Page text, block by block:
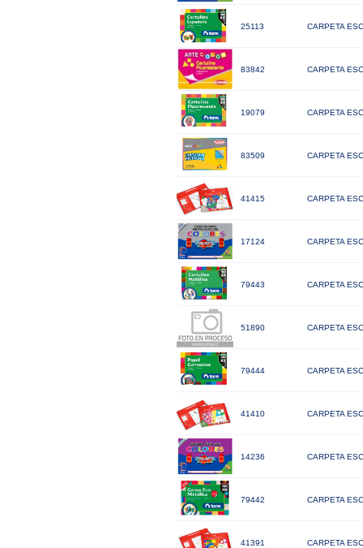
25113 CARPETA
83842 CARPETA
19079 CARPETA
83509 CARPETA
41415 CARPETA
17124 CARPETA
79443 CARPETA
51890 CARPETA
79444 CARPETA
41410 CARPETA
14236 CARPETA
79442 CARPETA
41391 CARPETA